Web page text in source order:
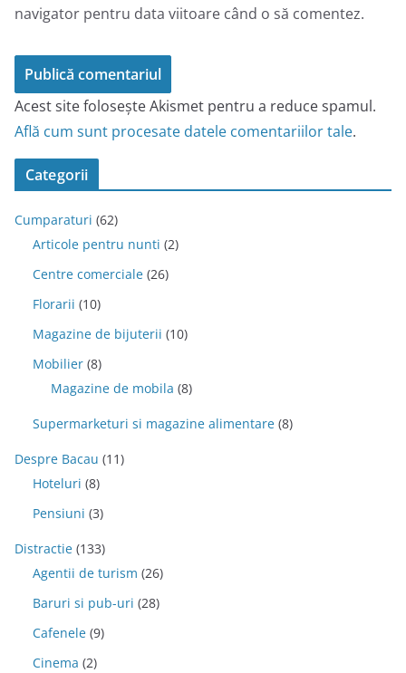
navigator pentru data viitoare când o să comentez.
Acest site folosește Akismet pentru a reduce spamul.
Află cum sunt procesate datele comentariilor tale.
Categorii
Cumparaturi (62)
Articole pentru nunti (2)
Centre comerciale (26)
Florarii (10)
Magazine de bijuterii (10)
Mobilier (8)
Magazine de mobila (8)
Supermarketuri si magazine alimentare (8)
Despre Bacau (11)
Hoteluri (8)
Pensiuni (3)
Distractie (133)
Agentii de turism (26)
Baruri si pub-uri (28)
Cafenele (9)
Cinema (2)